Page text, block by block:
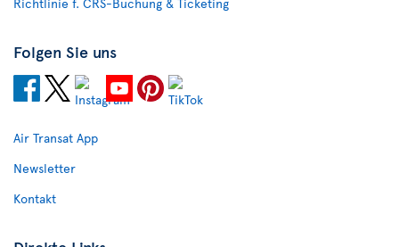
Richtlinie f. CRS-Buchung & Ticketing
Folgen Sie uns
Air Transat App
Newsletter
Kontakt